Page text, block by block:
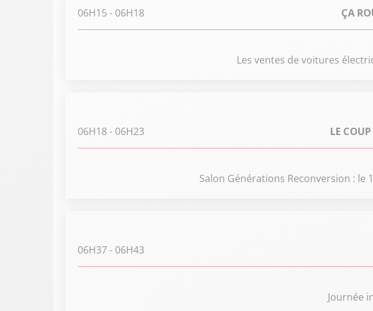
06H15 - 06H18 ÇA
Les ventes de voitures
06H18- 06H23 LE
Salon Générations Reconversion : le
06H37- 06H43
Journée